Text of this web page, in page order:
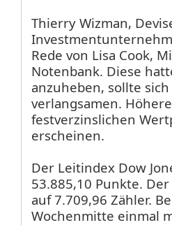
Thierry Wizman,
Rede von Lisa Cook,
Notenbank. Diese
anzuheben, sollte
verlangsamen.
festverzinslichen
erscheinen.
Der Leitindex Dow
53.885,10 Punkte.
auf 7.709,96 Zähler.
Wochenmitte einmal